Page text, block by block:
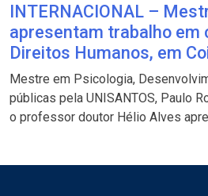
INTERNACIONAL –
apresentam trabalho em
Direitos Humanos, em
Mestre em Psicologia,
públicas pela UNISANTOS, Paulo
o professor doutor Hélio Alves